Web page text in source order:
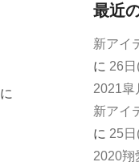
最近
新アイ
に 26
2021皐
新アイ
に 25
2020翔